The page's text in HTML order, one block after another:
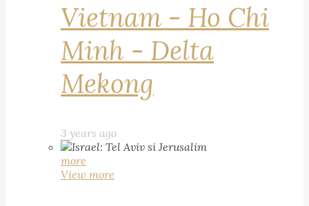
Vietnam - Ho Chi
Minh - Delta
Mekong
3 years ago
more
View more